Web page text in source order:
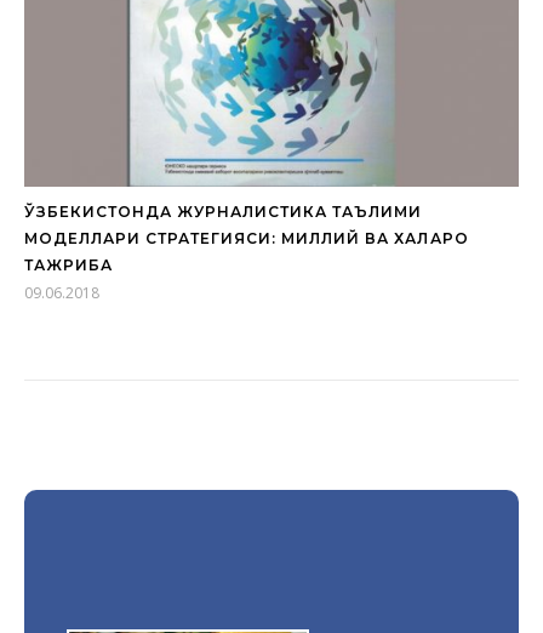
ЎЗБЕКИСТОНДА ЖУРНАЛИСТИКА ТАЪЛИМИ
МОДЕЛЛАРИ СТРАТЕГИЯСИ: МИЛЛИЙ ВА ХАЛҚАРО
ТАЖРИБА
09.06.2018